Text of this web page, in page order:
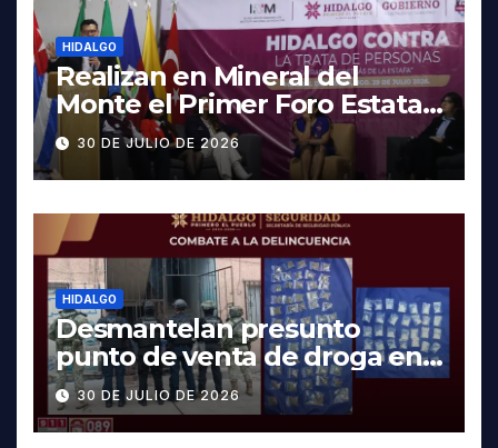
HIDALGO
Realizan en Mineral del
Monte el Primer Foro Estatal
contra la Trata de Personas
30 DE JULIO DE 2026
HIDALGO
Desmantelan presunto
punto de venta de droga en
Pachuca; hay dos detenidos
30 DE JULIO DE 2026